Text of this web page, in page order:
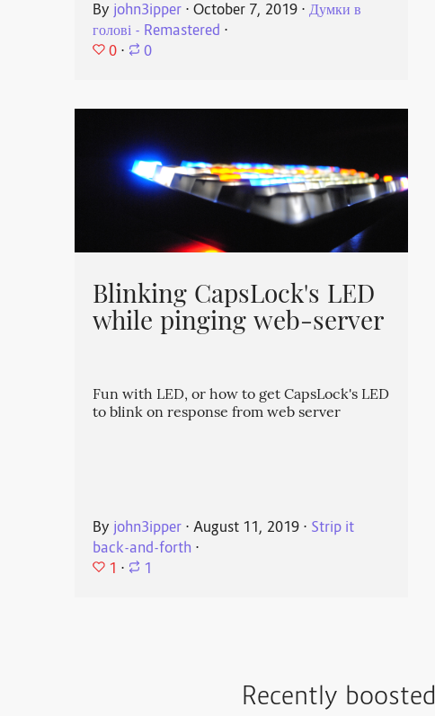
By john3ipper ⋅October 7, 2019 ⋅Думки в
голові - Remastered ⋅
0 ⋅ 0
Blinking CapsLock's LED
while pinging web-server
Fun with LED, or how to get CapsLock's LED
to blink on response from web server
By john3ipper ⋅August 11, 2019 ⋅ Strip it
back-and-forth ⋅
1 ⋅ 1
Recently boosted